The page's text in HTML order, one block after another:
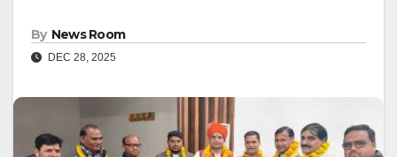
By News Room
DEC 28, 2025